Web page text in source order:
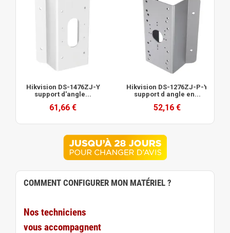
Hikvision DS-1476ZJ-Y
support d'angle...
61,66 €
Hikvision DS-1276ZJ-P-Y
support d angle en...
52,16 €
COMMENT CONFIGURER MON MATÉRIEL ?
Nos techniciens
vous accompagnent